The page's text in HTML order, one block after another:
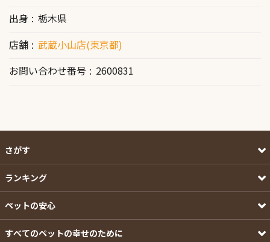
出身
栃木県
店舗
武蔵小山店(東京都)
お問い合わせ番号
2600831
さがす
ランキング
ペットの安心
すべてのペットの幸せのために